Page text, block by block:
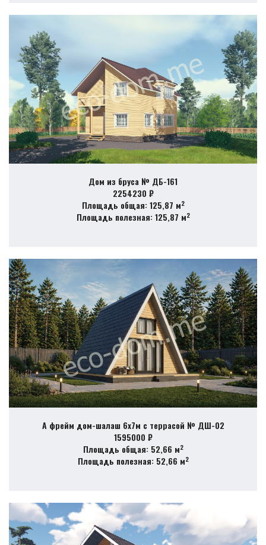
Дом из бруса № ДБ-161
2254230 ₽
Площадь общая: 125,87 м2
Площадь полезная: 125,87 м2
А фрейм дом-шалаш 6х7м с террасой № ДШ-02
1595000 ₽
Площадь общая: 52,66 м2
Площадь полезная: 52,66 м2